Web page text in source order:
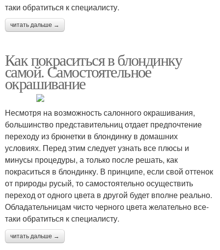
таки обратиться к специалисту.
читать дальше →
Как покраситься в блондинку
самой. Самостоятельное
окрашивание
Несмотря на возможность салонного окрашивания,
большинство представительниц отдает предпочтение
переходу из брюнетки в блондинку в домашних
условиях. Перед этим следует узнать все плюсы и
минусы процедуры, а только после решать, как
покраситься в блондинку. В принципе, если свой оттенок
от природы русый, то самостоятельно осуществить
переход от одного цвета в другой будет вполне реально.
Обладательницам чисто черного цвета желательно все-
таки обратиться к специалисту.
читать дальше →